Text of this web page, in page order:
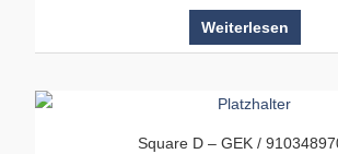
Weiterlesen
Square D – GEK /